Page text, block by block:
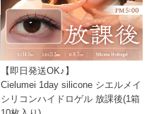
【即日発送OK♪】
Cielumei 1day silicone シエルメイ
シリコンハイドロゲル 放課後(1箱